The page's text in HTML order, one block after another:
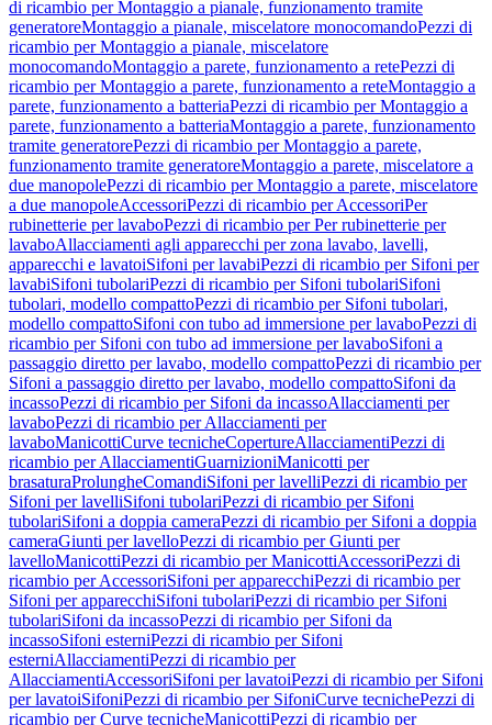
di ricambio per Montaggio a pianale, funzionamento tramite
generatoreMontaggio a pianale, miscelatore monocomandoPezzi di
ricambio per Montaggio a pianale, miscelatore
monocomandoMontaggio a parete, funzionamento a retePezzi di
ricambio per Montaggio a parete, funzionamento a reteMontaggio a
parete, funzionamento a batteriaPezzi di ricambio per Montaggio a
parete, funzionamento a batteriaMontaggio a parete, funzionamento
tramite generatorePezzi di ricambio per Montaggio a parete,
funzionamento tramite generatoreMontaggio a parete, miscelatore a
due manopolePezzi di ricambio per Montaggio a parete, miscelatore
a due manopoleAccessoriPezzi di ricambio per AccessoriPer
rubinetterie per lavaboPezzi di ricambio per Per rubinetterie per
lavaboAllacciamenti agli apparecchi per zona lavabo, lavelli,
apparecchi e lavatoiSifoni per lavabiPezzi di ricambio per Sifoni per
lavabiSifoni tubolariPezzi di ricambio per Sifoni tubolariSifoni
tubolari, modello compattoPezzi di ricambio per Sifoni tubolari,
modello compattoSifoni con tubo ad immersione per lavaboPezzi di
ricambio per Sifoni con tubo ad immersione per lavaboSifoni a
passaggio diretto per lavabo, modello compattoPezzi di ricambio per
Sifoni a passaggio diretto per lavabo, modello compattoSifoni da
incassoPezzi di ricambio per Sifoni da incassoAllacciamenti per
lavaboPezzi di ricambio per Allacciamenti per
lavaboManicottiCurve tecnicheCopertureAllacciamentiPezzi di
ricambio per AllacciamentiGuarnizioniManicotti per
brasaturaProlungheComandiSifoni per lavelliPezzi di ricambio per
Sifoni per lavelliSifoni tubolariPezzi di ricambio per Sifoni
tubolariSifoni a doppia cameraPezzi di ricambio per Sifoni a doppia
cameraGiunti per lavelloPezzi di ricambio per Giunti per
lavelloManicottiPezzi di ricambio per ManicottiAccessoriPezzi di
ricambio per AccessoriSifoni per apparecchiPezzi di ricambio per
Sifoni per apparecchiSifoni tubolariPezzi di ricambio per Sifoni
tubolariSifoni da incassoPezzi di ricambio per Sifoni da
incassoSifoni esterniPezzi di ricambio per Sifoni
esterniAllacciamentiPezzi di ricambio per
AllacciamentiAccessoriSifoni per lavatoiPezzi di ricambio per Sifoni
per lavatoiSifoniPezzi di ricambio per SifoniCurve tecnichePezzi di
ricambio per Curve tecnicheManicottiPezzi di ricambio per